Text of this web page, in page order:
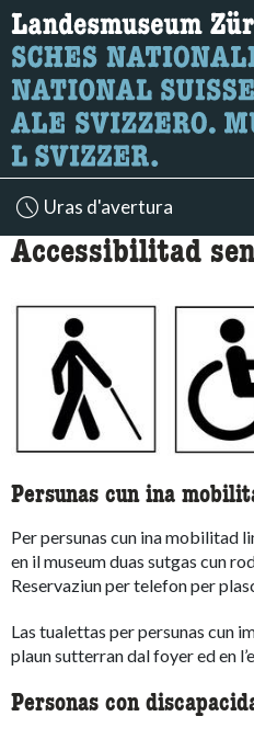
Uras d'avertura
Accessibilitad
Persunas cun ina
Per persunas cun ina mobilitad
en il museum duas sutgas cun
Reservaziun per telefon per
Las tualettas per persunas cun
plaun sutterran dal foyer ed en
Personas con